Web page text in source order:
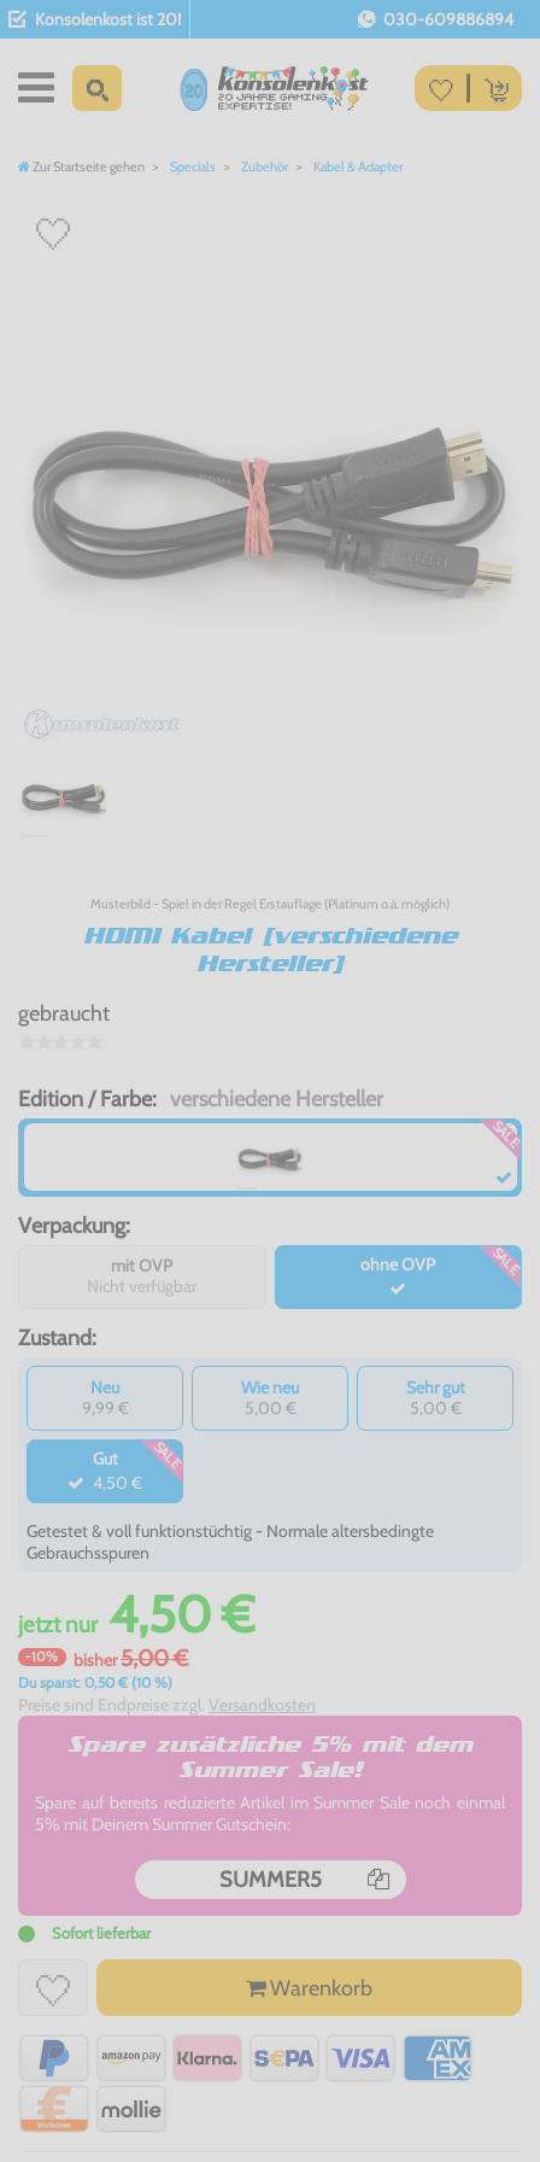
Konsolenkost ist 20! 030-609886894
Zur Startseite gehen Specials Zubehör Kabel & Adapter
Musterbild - Spiel in der Regel Erstauflage (Platinum o.ä. möglich)
HDMI Kabel [verschiedene
Hersteller]
gebraucht
Edition / Farbe: verschiedene Hersteller
SALE
Verpackung:
mit OVP
Nicht verfügbar
ohne OVP SALE
Zustand:
Neu
9,99 €
Wie neu
5,00 €
Sehr gut
5,00 €
Gut
4,50 €
SALE
Getestet & voll funktionstüchtig - Normale altersbedingte
Gebrauchsspuren
jetztnur4,50 €
-10% bisher5,00 €
Du sparst: 0,50 € (10 %)
Preise sind Endpreise zzgl. Versandkosten
Spare zusätzliche 5% mit dem
Summer Sale!
Spare auf bereits reduzierte Artikel im Summer Sale noch einmal
5% mit Deinem Summer Gutschein:
SUMMER5
Sofort lieferbar
Warenkorb